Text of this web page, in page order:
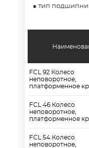
● тип
FCL 92 Колесо
неповоротное,
платформенное
FCL 46 Колесо
неповоротное,
платформенное
FCL 54 Колесо
неповоротное,